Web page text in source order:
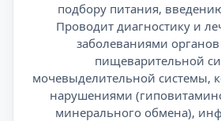
подбору питания,
Проводит диагностику и
заболеваниями
пищеварительной
мочевыделительной системы,
нарушениями
минерального обмена),